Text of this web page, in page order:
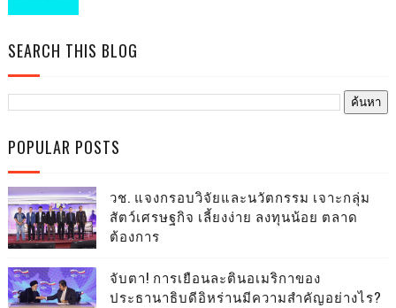
SEARCH THIS BLOG
POPULAR POSTS
วช. แจงกรอบวิจัยและนวัตกรรม เจาะกลุ่ม
สัตว์เศรษฐกิจ เลี้ยงง่าย ลงทุนน้อย ตลาด
ต้องการ
จับตา! การเยือนละตินอเมริกาของ
ประธานาธิบดีอิหร่านมีความสำคัญอย่างไร?